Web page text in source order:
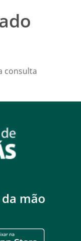
consulta
mão